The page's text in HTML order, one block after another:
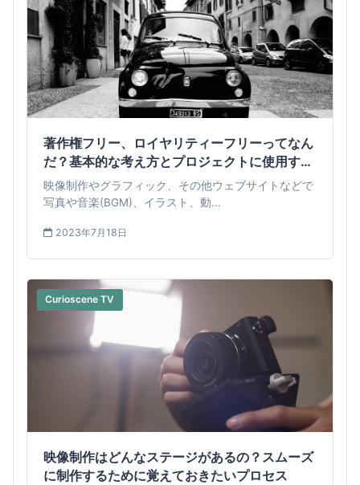
著作権フリー、ロイヤリティーフリーってなん
だ？基本的な考え方とプロジェクトに使用する
際の注意点
映像制作やグラフィック、その他ウェブサイトなどで
写真や音楽(BGM)、イラスト、動...
2023年7月18日
Curioscene TV
映像制作はどんなステージがあるの？スムーズ
に制作するために覚えておきたいプロセス